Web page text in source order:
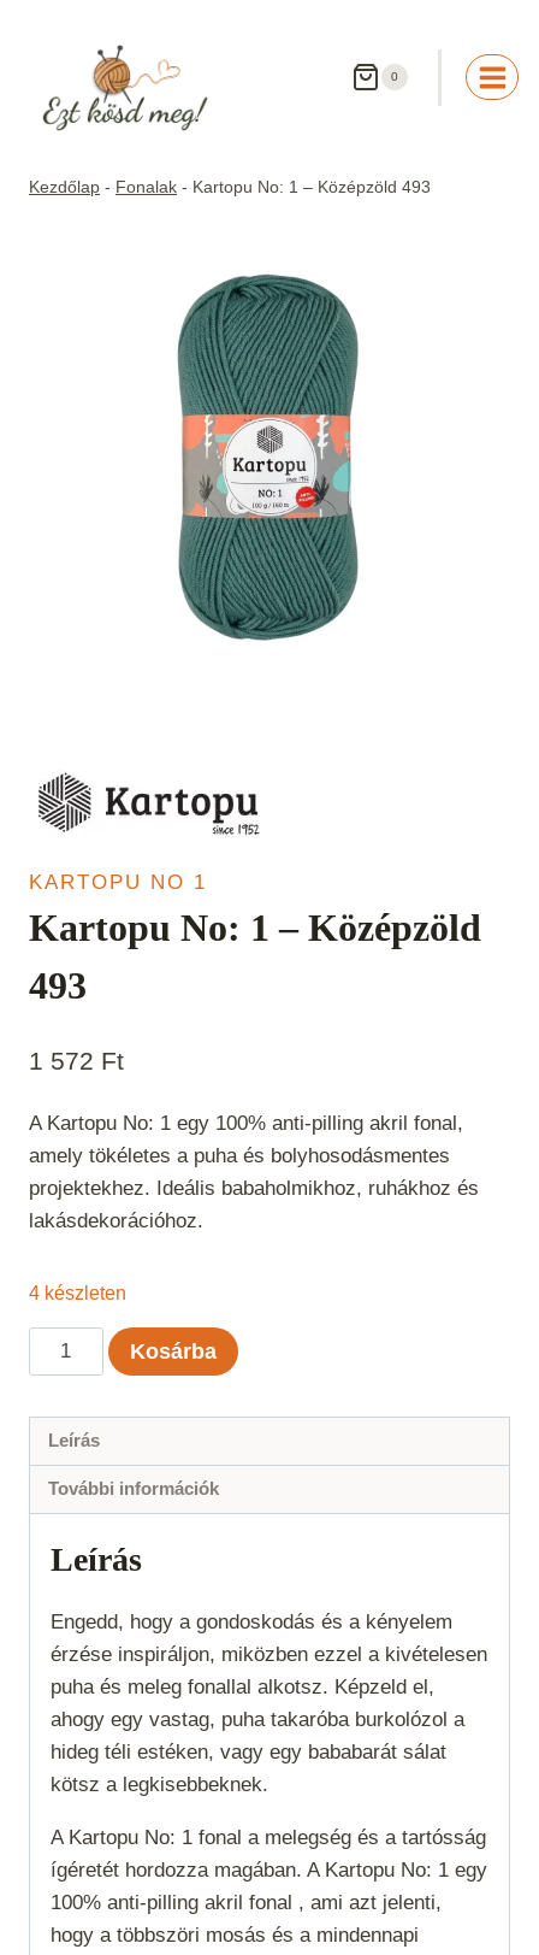
0
Kezdőlap - Fonalak - Kartopu No: 1 – Középzöld 493
KARTOPU NO 1
Kartopu No: 1 – Középzöld
493
1 572 Ft
A Kartopu No: 1 egy 100% anti-pilling akril fonal,
amely tökéletes a puha és bolyhosodásmentes
projektekhez. Ideális babaholmikhoz, ruhákhoz és
lakásdekorációhoz.
4 készleten
Kartopu
No:
Középzöld
Kosárba
Leírás
További információk
Leírás
Engedd, hogy a gondoskodás és a kényelem
érzése inspiráljon, miközben ezzel a kivételesen
puha és meleg fonallal alkotsz. Képzeld el,
ahogy egy vastag, puha takaróba burkolózol a
hideg téli estéken, vagy egy bababarát sálat
kötsz a legkisebbeknek.
A Kartopu No: 1 fonal a melegség és a tartósság
ígéretét hordozza magában. A Kartopu No: 1 egy
100% anti-pilling akril fonal , ami azt jelenti,
hogy a többszöri mosás és a mindennapi